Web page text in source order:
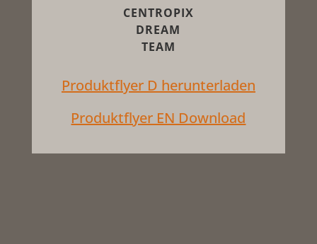
CENTROPIX
DREAM
TEAM
Produktflyer D herunterladen
Produktflyer EN Download